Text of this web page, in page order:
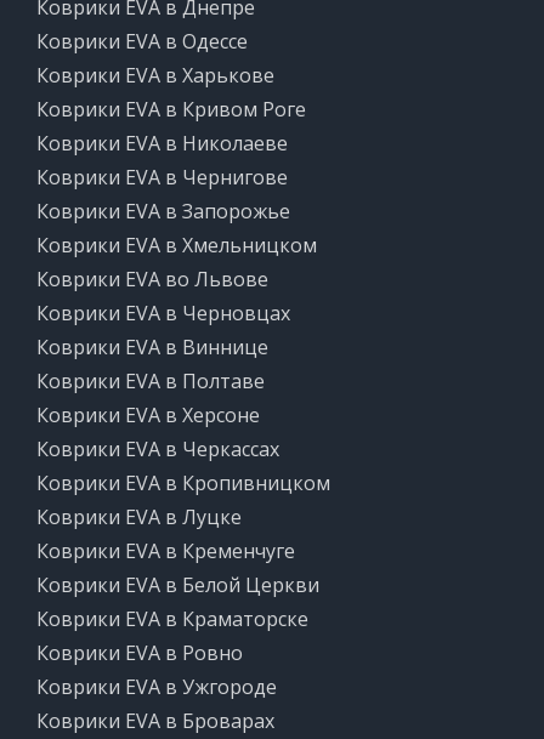
Коврики EVA в Днепре
Коврики EVA в Одессе
Коврики EVA в Харькове
Коврики EVA в Кривом Роге
Коврики EVA в Николаеве
Коврики EVA в Чернигове
Коврики EVA в Запорожье
Коврики EVA в Хмельницком
Коврики EVA во Львове
Коврики EVA в Черновцах
Коврики EVA в Виннице
Коврики EVA в Полтаве
Коврики EVA в Херсоне
Коврики EVA в Черкассах
Коврики EVA в Кропивницком
Коврики EVA в Луцке
Коврики EVA в Кременчуге
Коврики EVA в Белой Церкви
Коврики EVA в Краматорске
Коврики EVA в Ровно
Коврики EVA в Ужгороде
Коврики EVA в Броварах